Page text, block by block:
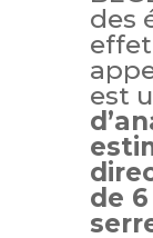
des
effet
est
de